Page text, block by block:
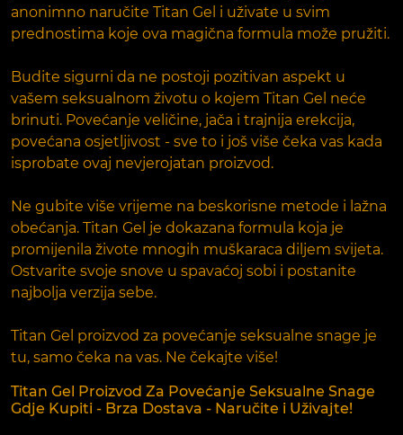
anonimno naručite Titan Gel i uživate u svim
prednostima koje ova magična formula može pružiti.
Budite sigurni da ne postoji pozitivan aspekt u
vašem seksualnom životu o kojem Titan Gel neće
brinuti. Povećanje veličine, jača i trajnija erekcija,
povećana osjetljivost - sve to i još više čeka vas kada
isprobate ovaj nevjerojatan proizvod.
Ne gubite više vrijeme na beskorisne metode i lažna
obećanja. Titan Gel je dokazana formula koja je
promijenila živote mnogih muškaraca diljem svijeta.
Ostvarite svoje snove u spavaćoj sobi i postanite
najbolja verzija sebe.
Titan Gel proizvod za povećanje seksualne snage je
tu, samo čeka na vas. Ne čekajte više!
Titan Gel Proizvod Za Povećanje Seksualne Snage
Gdje Kupiti - Brza Dostava - Naručite i Uživajte!